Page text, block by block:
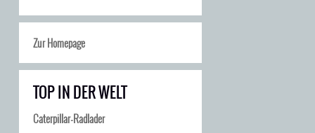
Zur Homepage
TOP IN DER WELT
Caterpillar-Radlader